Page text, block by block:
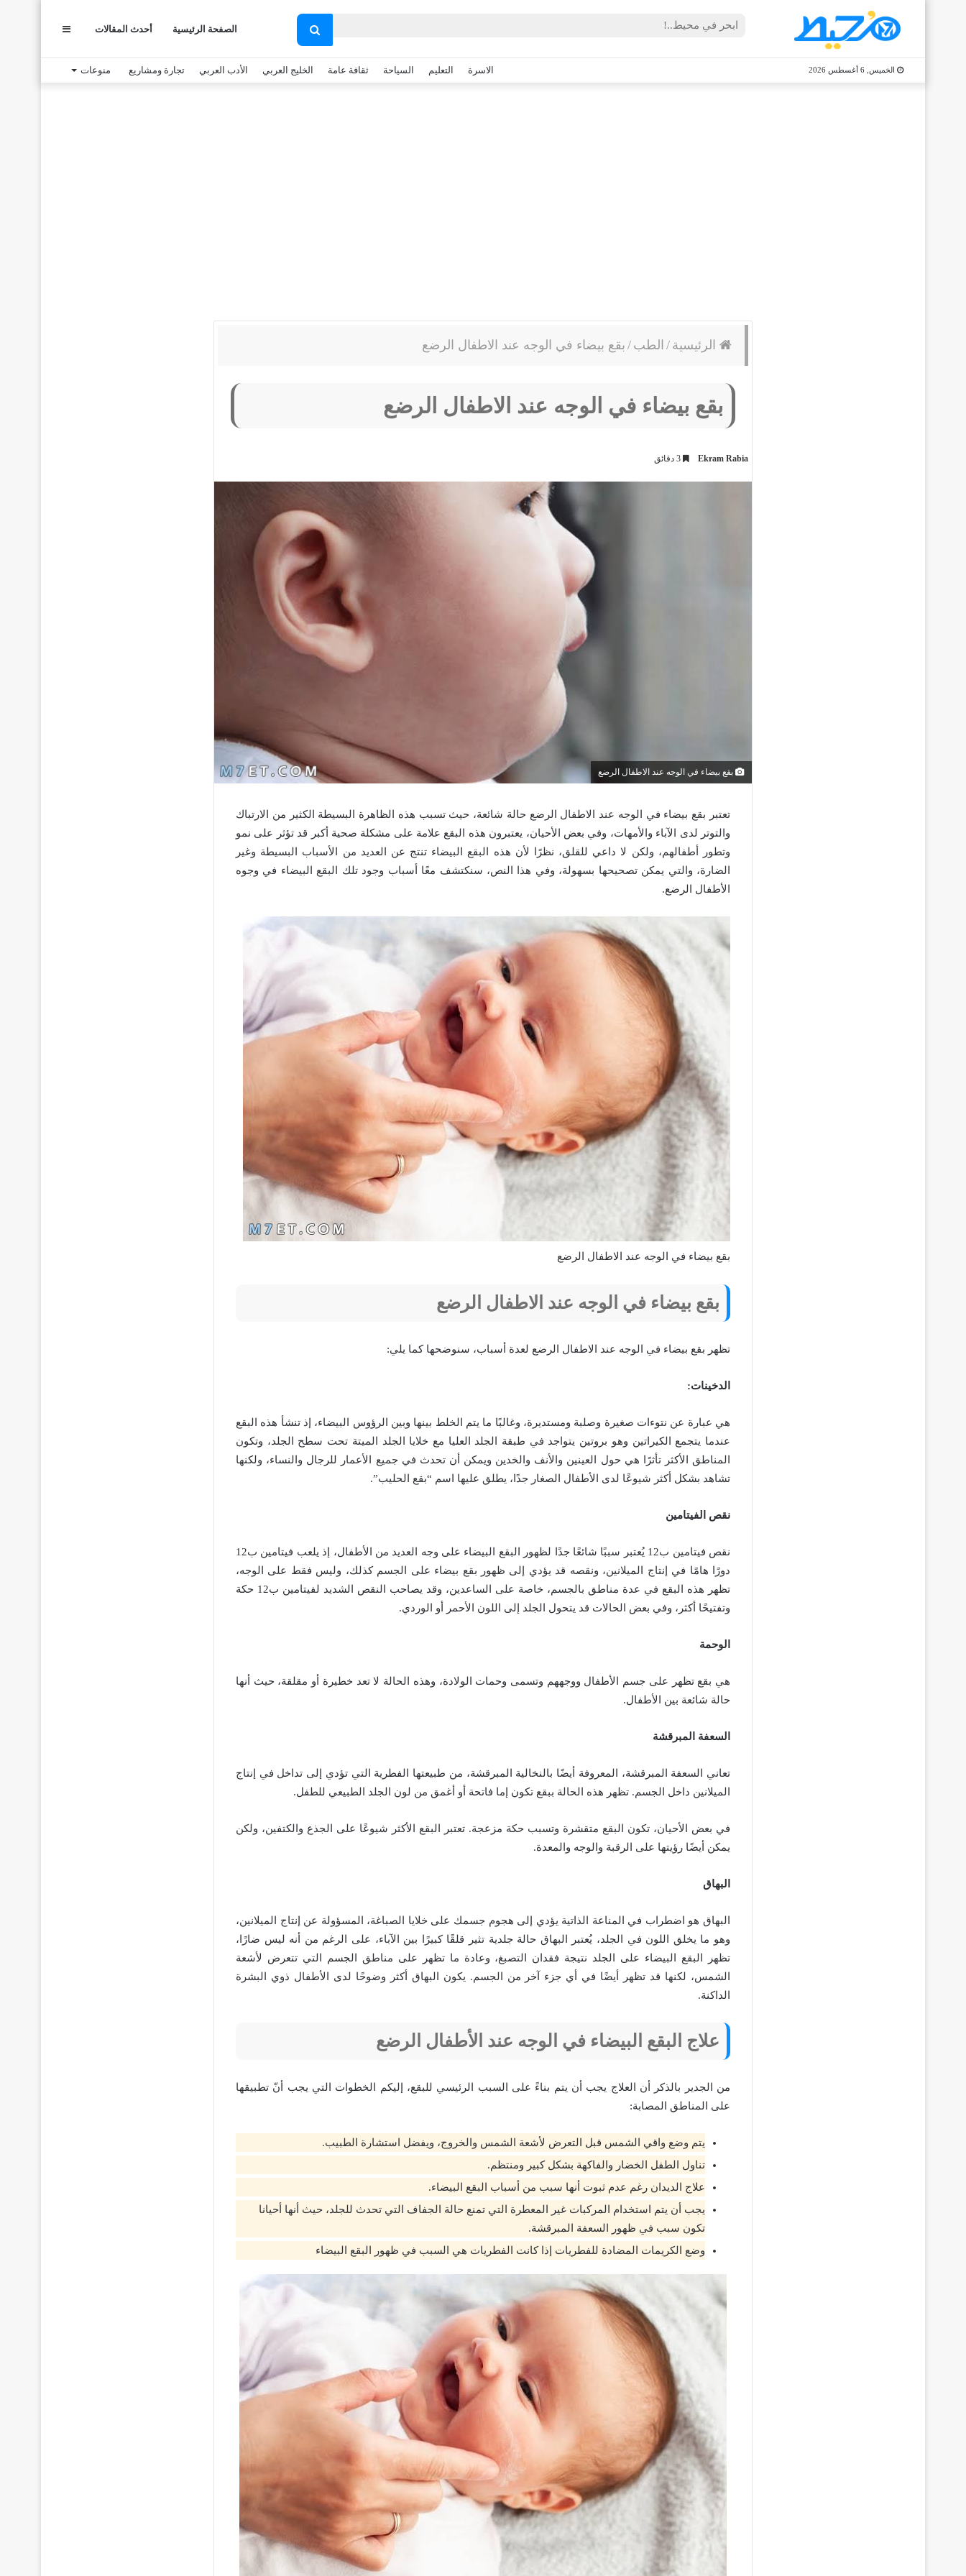
بحث
عن
الصفحة الرئيسية أحدث المقالات عمود
جانبي
الخميس, 6 أغسطس 2026 الاسرة التعليم السياحة ثقافة عامة الخليج العربي الأدب العربي تجارة ومشاريع منوعات
الرئيسية / الطب / بقع بيضاء في الوجه عند الاطفال الرضع
بقع بيضاء في الوجه عند الاطفال الرضع
Ekram Rabia
بقع بيضاء في الوجه عند الاطفال الرضع
تعتبر بقع بيضاء في الوجه عند الاطفال الرضع حالة شائعة، حيث تسبب هذه الظاهرة البسيطة الكثير من الارتباك
والتوتر لدى الآباء والأمهات، وفي بعض الأحيان، يعتبرون هذه البقع علامة على مشكلة صحية أكبر قد تؤثر على نمو
وتطور أطفالهم، ولكن لا داعي للقلق، نظرًا لأن هذه البقع البيضاء تنتج عن العديد من الأسباب البسيطة وغير
الضارة، والتي يمكن تصحيحها بسهولة، وفي هذا النص، سنكتشف معًا أسباب وجود تلك البقع البيضاء في وجوه
الأطفال الرضع.
بقع بيضاء في الوجه عند الاطفال الرضع
بقع بيضاء في الوجه عند الاطفال الرضع
تظهر بقع بيضاء في الوجه عند الاطفال الرضع لعدة أسباب، سنوضحها كما يلي:
الدخينات:
هي عبارة عن نتوءات صغيرة وصلبة ومستديرة، وغالبًا ما يتم الخلط بينها وبين الرؤوس البيضاء، إذ تنشأ هذه البقع
عندما يتجمع الكيراتين وهو بروتين يتواجد في طبقة الجلد العليا مع خلايا الجلد الميتة تحت سطح الجلد، وتكون
المناطق الأكثر تأثرًا هي حول العينين والأنف والخدين ويمكن أن تحدث في جميع الأعمار للرجال والنساء، ولكنها
تشاهد بشكل أكثر شيوعًا لدى الأطفال الصغار جدًا، يطلق عليها اسم “بقع الحليب”.
نقص الفيتامين
نقص فيتامين ب12 يُعتبر سببًا شائعًا جدًا لظهور البقع البيضاء على وجه العديد من الأطفال، إذ يلعب فيتامين ب12
دورًا هامًا في إنتاج الميلانين، ونقصه قد يؤدي إلى ظهور بقع بيضاء على الجسم كذلك، وليس فقط على الوجه،
تظهر هذه البقع في عدة مناطق بالجسم، خاصة على الساعدين، وقد يصاحب النقص الشديد لفيتامين ب12 حكة
وتفتيحًا أكثر، وفي بعض الحالات قد يتحول الجلد إلى اللون الأحمر أو الوردي.
الوحمة
هي بقع تظهر على جسم الأطفال ووجههم وتسمى وحمات الولادة، وهذه الحالة لا تعد خطيرة أو مقلقة، حيث أنها
حالة شائعة بين الأطفال.
السعفة المبرقشة
تعاني السعفة المبرقشة، المعروفة أيضًا بالنخالية المبرقشة، من طبيعتها الفطرية التي تؤدي إلى تداخل في إنتاج
الميلانين داخل الجسم. تظهر هذه الحالة ببقع تكون إما فاتحة أو أغمق من لون الجلد الطبيعي للطفل.
في بعض الأحيان، تكون البقع متقشرة وتسبب حكة مزعجة. تعتبر البقع الأكثر شيوعًا على الجذع والكتفين، ولكن
يمكن أيضًا رؤيتها على الرقبة والوجه والمعدة.
البهاق
البهاق هو اضطراب في المناعة الذاتية يؤدي إلى هجوم جسمك على خلايا الصباغة، المسؤولة عن إنتاج الميلانين،
وهو ما يخلق اللون في الجلد، يُعتبر البهاق حالة جلدية تثير قلقًا كبيرًا بين الآباء، على الرغم من أنه ليس ضارًا،
تظهر البقع البيضاء على الجلد نتيجة فقدان التصبغ، وعادة ما تظهر على مناطق الجسم التي تتعرض لأشعة
الشمس، لكنها قد تظهر أيضًا في أي جزء آخر من الجسم. يكون البهاق أكثر وضوحًا لدى الأطفال ذوي البشرة
الداكنة.
علاج البقع البيضاء في الوجه عند الأطفال الرضع
من الجدير بالذكر أن العلاج يجب أن يتم بناءً على السبب الرئيسي للبقع، إليكم الخطوات التي يجب أنّ تطبيقها
على المناطق المصابة:
يتم وضع واقي الشمس قبل التعرض لأشعة الشمس والخروج، ويفضل استشارة الطبيب.
تناول الطفل الخضار والفاكهة بشكل كبير ومنتظم.
علاج الديدان رغم عدم ثبوت أنها سبب من أسباب البقع البيضاء.
يجب أن يتم استخدام المركبات غير المعطرة التي تمنع حالة الجفاف التي تحدث للجلد، حيث أنها أحيانا
تكون سبب في ظهور السعفة المبرقشة.
وضع الكريمات المضادة للفطريات إذا كانت الفطريات هي السبب في ظهور البقع البيضاء